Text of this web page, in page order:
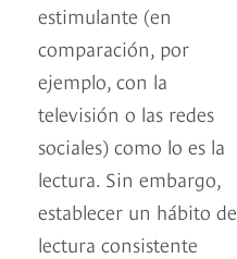
estimulante (en
comparación, por
ejemplo, con la
televisión o las redes
sociales) como lo es la
lectura. Sin embargo,
establecer un hábito de
lectura consistente